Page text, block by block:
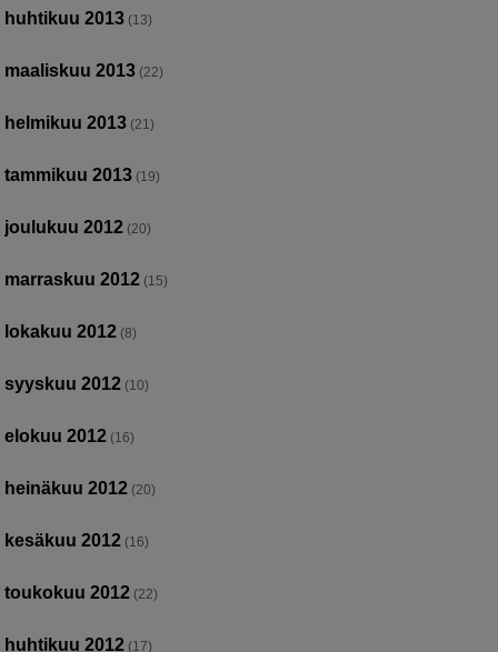
huhtikuu 2013 (13)
maaliskuu 2013 (22)
helmikuu 2013 (21)
tammikuu 2013 (19)
joulukuu 2012 (20)
marraskuu 2012 (15)
lokakuu 2012 (8)
syyskuu 2012 (10)
elokuu 2012 (16)
heinäkuu 2012 (20)
kesäkuu 2012 (16)
toukokuu 2012 (22)
huhtikuu 2012 (17)